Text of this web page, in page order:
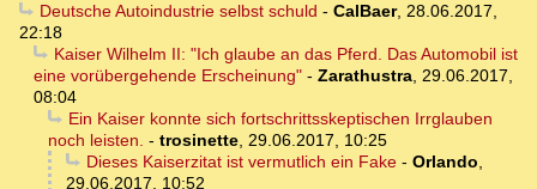
Deutsche Autoindustrie selbst schuld - CalBaer, 28.06.2017,
22:18
Kaiser Wilhelm II: "Ich glaube an das Pferd. Das Automobil ist
eine vorübergehende Erscheinung" - Zarathustra, 29.06.2017,
08:04
Ein Kaiser konnte sich fortschrittsskeptischen Irrglauben
noch leisten. - trosinette, 29.06.2017, 10:25
Dieses Kaiserzitat ist vermutlich ein Fake- Orlando,
29.06.2017, 10:52